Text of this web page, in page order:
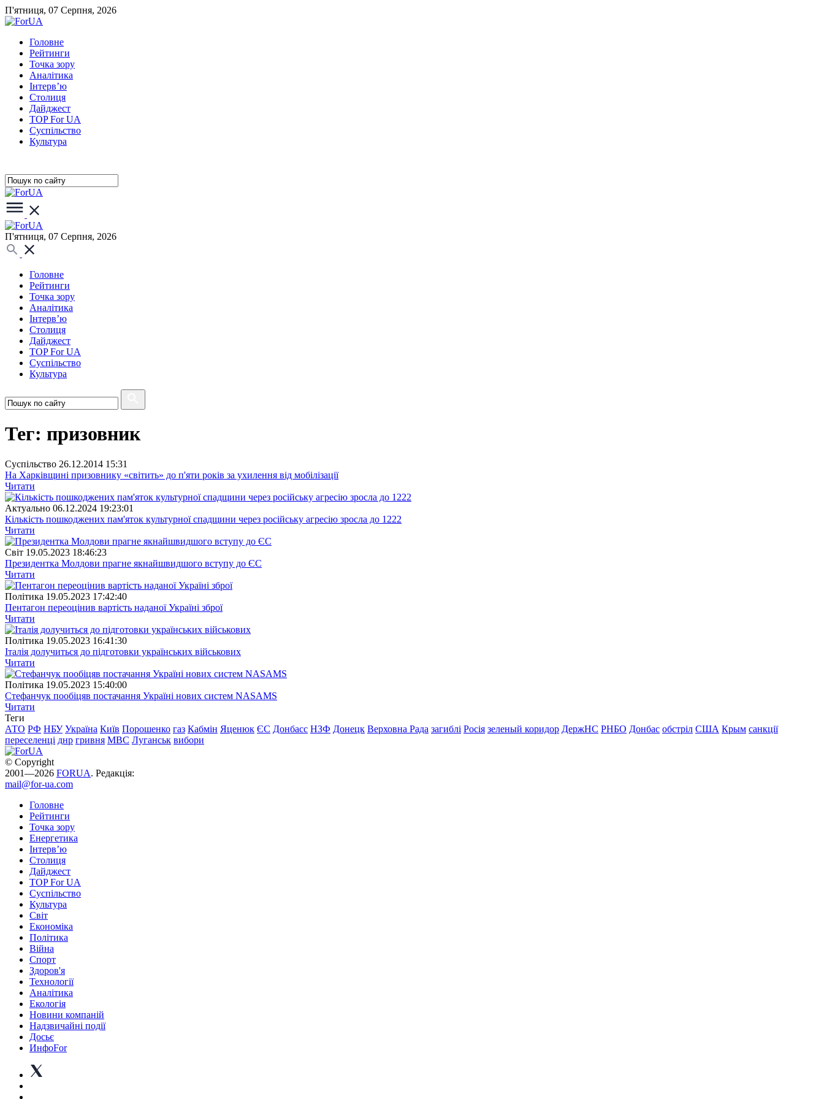
П'ятниця, 07 Серпня, 2026
Головне
Рейтинги
Точка зору
Аналітика
Інтерв’ю
Столиця
Дайджест
TOP For UA
Суспiльство
Культура
П'ятниця, 07 Серпня, 2026
Головне
Рейтинги
Точка зору
Аналітика
Інтерв’ю
Столиця
Дайджест
TOP For UA
Суспiльство
Культура
Тег: призовник
Суспiльство 26.12.2014 15:31
На Харківщині призовнику «світить» до п'яти років за ухилення від мобілізації
Читати
Актуально 06.12.2024 19:23:01
Кількість пошкоджених пам'яток культурної спадщини через російську агресію зросла до 1222
Читати
Свiт 19.05.2023 18:46:23
Президентка Молдови прагне якнайшвидшого вступу до ЄС
Читати
Полiтика 19.05.2023 17:42:40
Пентагон переоцінив вартість наданої Україні зброї
Читати
Полiтика 19.05.2023 16:41:30
Італія долучиться до підготовки українських військових
Читати
Полiтика 19.05.2023 15:40:00
Стефанчук пообіцяв постачання Україні нових систем NASAMS
Читати
Теги
АТО РФ НБУ Україна Київ Порошенко газ Кабмін Яценюк ЄС Донбасс НЗФ Донецк Верховна Рада загиблі Росія зеленый коридор ДержНС РНБО Донбас обстріл США Крым санкції
переселенці днр гривня МВС Луганськ вибори
© Copyright
2001—2026 FORUA. Редакція:
mail@for-ua.com
Головне
Рейтинги
Точка зору
Енергетика
Інтерв’ю
Столиця
Дайджест
TOP For UA
Суспiльство
Культура
Світ
Економіка
Політика
Війна
Спорт
Здоров'я
Технології
Аналітика
Екологія
Новини компаній
Надзвичайні події
Досьє
ИнфоFor